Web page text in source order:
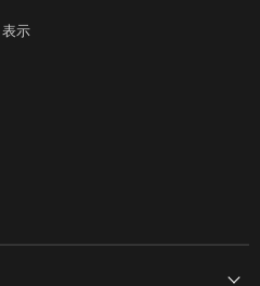
示